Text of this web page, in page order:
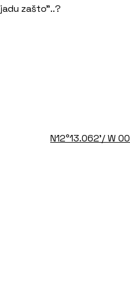
zašto”..?
N12°13.062’/ W